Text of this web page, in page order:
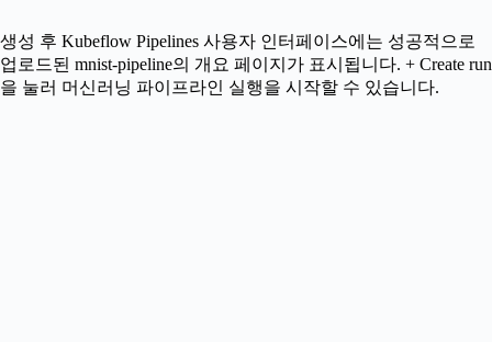
생성 후 Kubeflow Pipelines 사용자 인터페이스에는 성공적으로
업로드된 mnist-pipeline의 개요 페이지가 표시됩니다. + Create run
을 눌러 머신러닝 파이프라인 실행을 시작할 수 있습니다.